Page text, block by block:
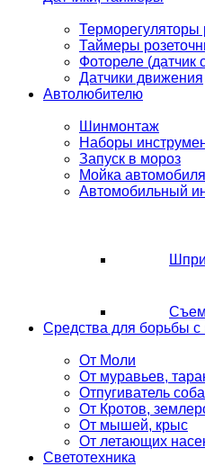
Терморегуляторы
Таймеры
Фотореле (датчик
Датчики движения
Автолюбителю
Шинмонтаж
Наборы
Запуск в мороз
Мойка автомобиля
Автомобильный
Средства для борьбы с
От Моли
От муравьев,
Отпугиватель
От Кротов,
От мышей, крыс
От летающих
Светотехника